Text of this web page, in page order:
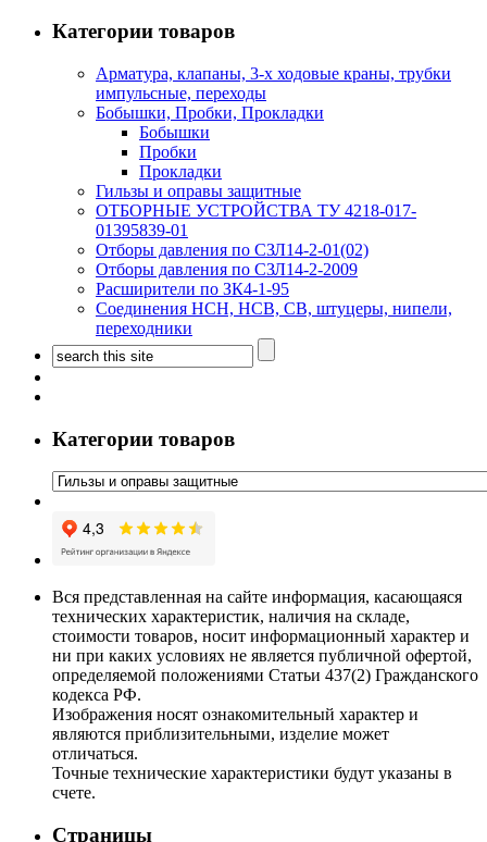
Категории товаров
Арматура, клапаны, 3-х ходовые краны, трубки
импульсные, переходы
Бобышки, Пробки, Прокладки
Бобышки
Пробки
Прокладки
Гильзы и оправы защитные
ОТБОРНЫЕ УСТРОЙСТВА ТУ 4218-017-
01395839-01
Отборы давления по СЗЛ14-2-01(02)
Отборы давления по СЗЛ14-2-2009
Расширители по ЗК4-1-95
Соединения НСН, НСВ, СВ, штуцеры, нипели,
переходники
Категории товаров
Вся представленная на сайте информация, касающаяся
технических характеристик, наличия на складе,
стоимости товаров, носит информационный характер и
ни при каких условиях не является публичной офертой,
определяемой положениями Статьи 437(2) Гражданского
кодекса РФ.
Изображения носят ознакомительный характер и
являются приблизительными, изделие может
отличаться.
Точные технические характеристики будут указаны в
счете.
Страницы